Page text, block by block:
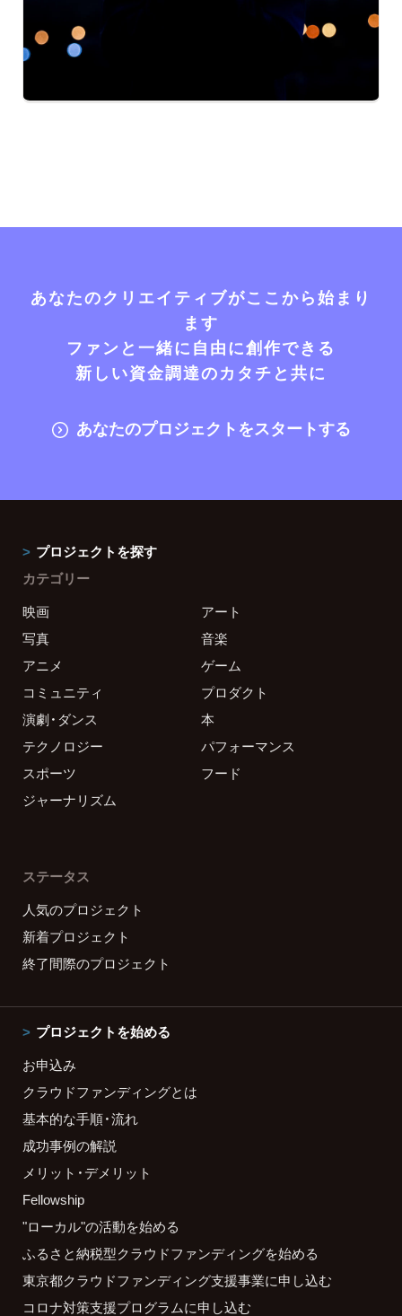
あなたのクリエイティブがここから始まり
ます
ファンと一緒に自由に創作できる
新しい資金調達のカタチと共に
あなたのプロジェクトをスタートする
プロジェクトを探す
カテゴリー
映画
アート
写真
音楽
アニメ
ゲーム
コミュニティ
プロダクト
演劇・ダンス
本
テクノロジー
パフォーマンス
スポーツ
フード
ジャーナリズム
ステータス
人気のプロジェクト
新着プロジェクト
終了間際のプロジェクト
プロジェクトを始める
お申込み
クラウドファンディングとは
基本的な手順・流れ
成功事例の解説
メリット・デメリット
Fellowship
"ローカル"の活動を始める
ふるさと納税型クラウドファンディングを始める
東京都クラウドファンディング支援事業に申し込む
コロナ対策支援プログラムに申し込む